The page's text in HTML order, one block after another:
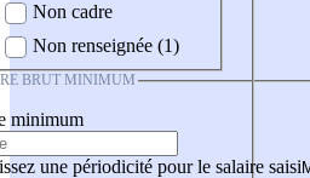
Non cadre
Non renseignée (1)
BRUT MINIMUM
minimum
une périodicité pour le salaire saisi